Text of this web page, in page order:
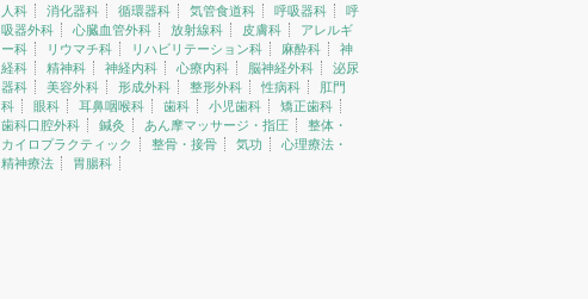
人科
消化器科 循環器科 気管食道科 呼吸器科
呼
吸器外科
心臓血管外科 放射線科 皮膚科
アレルギ
ー科
リウマチ科 リハビリテーション科 麻酔科
神
経科
精神科 神経内科 心療内科 脳神経外科
泌尿
器科
美容外科 形成外科 整形外科 性病科
肛門
科
眼科 耳鼻咽喉科 歯科 小児歯科
矯正歯科
歯科口腔外科
鍼灸 あん摩マッサージ・指圧
整体・
カイロプラクティック
整骨・接骨 気功
心理療法・
精神療法
胃腸科